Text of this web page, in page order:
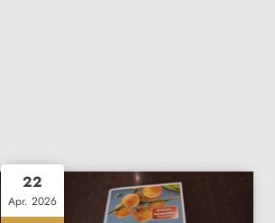
22
Apr. 2026